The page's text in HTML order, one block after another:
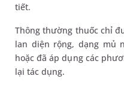
tiết.
Thông thường thuốc chỉ
lan diện rộng, dạng mủ
hoặc đã áp dụng các
lại tác dụng.